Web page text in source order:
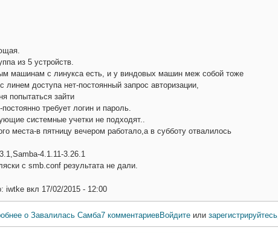
из 5 устройств.
машинам с линукса есть, и у виндовых машин меж собой тоже
линем доступа нет-постоянный запрос авторизации,
попытаться зайти
требует логин и пароль.
системные учетки не подходят..
места-в пятницу вечером работало,а в субботу отвалилось
4.1.11-3.26.1
с smb.conf результата не дали.
iwtke вкл 17/02/2015 - 12:00
о Завалилась Самба7 комментариевВойдите или зарегистрируйтесь